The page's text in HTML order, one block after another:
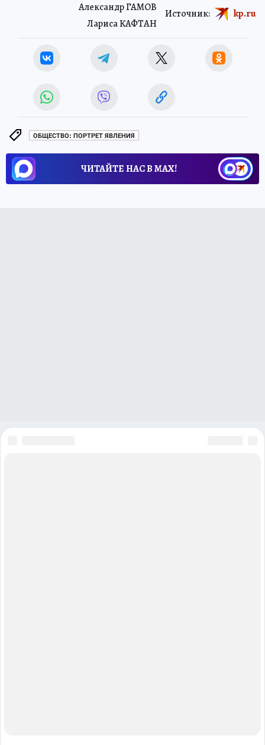
Александр ГАМОВ
Лариса КАФТАН
Источник: kp.ru
ОБЩЕСТВО: ПОРТРЕТ ЯВЛЕНИЯ
ЧИТАЙТЕ НАС В МАХ!